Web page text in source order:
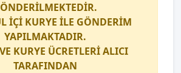
İÇİ KURYE İLE GÖNDERİM
YAPILMAKTADIR.
VE KURYE ÜCRETLERİ ALICI
TARAFINDAN